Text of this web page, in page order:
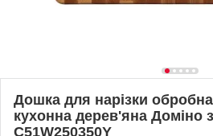
Дошка для нарізки
кухонна дерев'яна Доміно
C51W250350Y